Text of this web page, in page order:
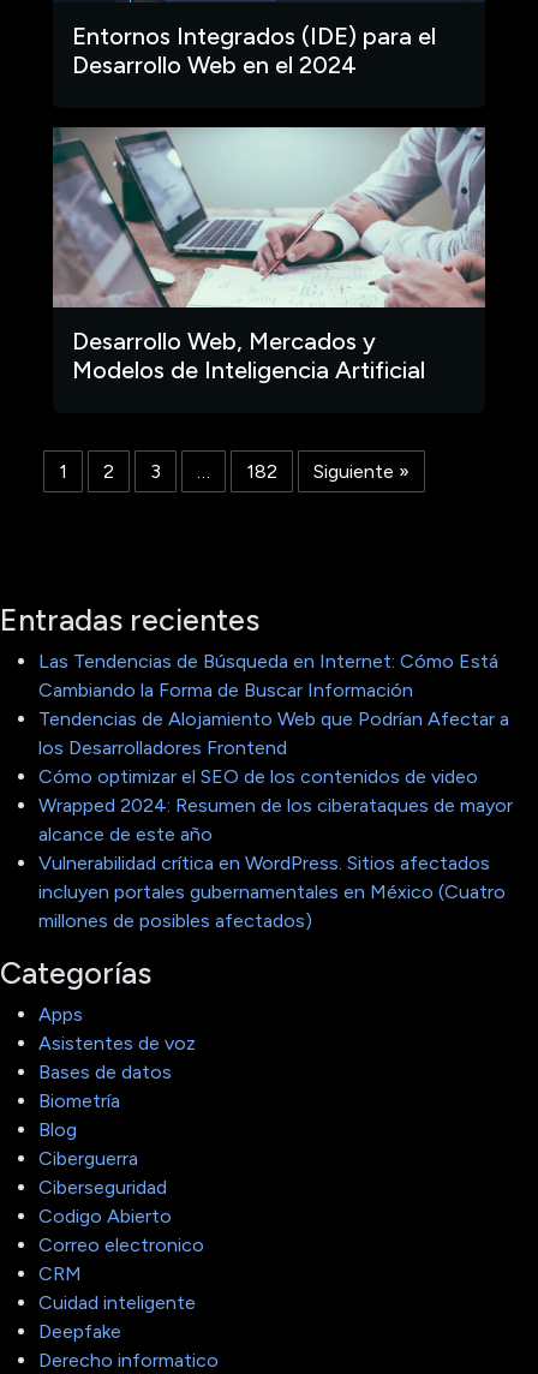
Entornos Integrados (IDE) para el
Desarrollo Web en el 2024
Desarrollo Web, Mercados y
Modelos de Inteligencia Artificial
1 2 3 … 182 Siguiente »
Entradas recientes
Las Tendencias de Búsqueda en Internet: Cómo Está
Cambiando la Forma de Buscar Información
Tendencias de Alojamiento Web que Podrían Afectar a
los Desarrolladores Frontend
Cómo optimizar el SEO de los contenidos de video
Wrapped 2024: Resumen de los ciberataques de mayor
alcance de este año
Vulnerabilidad crítica en WordPress. Sitios afectados
incluyen portales gubernamentales en México (Cuatro
millones de posibles afectados)
Categorías
Apps
Asistentes de voz
Bases de datos
Biometría
Blog
Ciberguerra
Ciberseguridad
Codigo Abierto
Correo electronico
CRM
Cuidad inteligente
Deepfake
Derecho informatico